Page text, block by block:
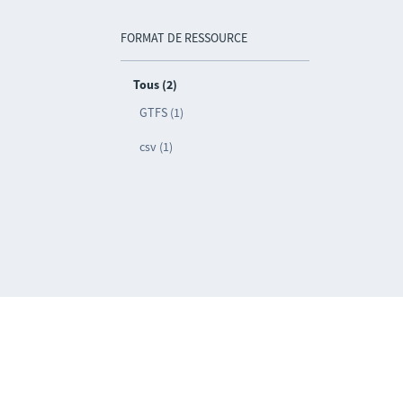
FORMAT DE RESSOURCE
Tous (2)
GTFS (1)
csv (1)